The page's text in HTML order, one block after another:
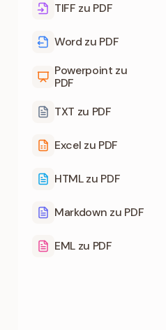
TIFF zu PDF
Word zu PDF
Powerpoint zu
PDF
TXT zu PDF
Excel zu PDF
HTML zu PDF
Markdown zu PDF
EML zu PDF